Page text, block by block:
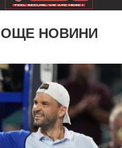
ОЩЕ НОВИНИ